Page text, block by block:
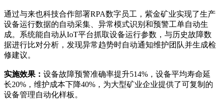
通过与来也科技合作部署RPA数字员工，紫金矿业实现了生产
设备运行数据的自动采集、异常模式识别和预警工单自动生
成。系统能自动从IoT平台抓取设备运行参数，与历史故障数
据进行比对分析，发现异常趋势时自动通知维护团队并生成检
修建议。
实施效果： 设备故障预警准确率提升514%，设备平均寿命延
长20%，维护成本下降40%，为大型矿业企业提供了可复制的
设备管理自动化样板。